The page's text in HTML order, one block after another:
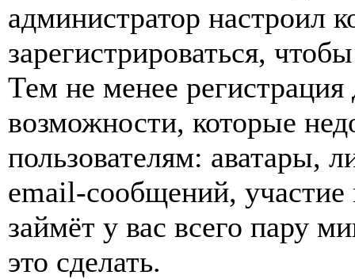
администратор
зарегистрироваться,
Тем не менее
возможности, которые
пользователям: аватары,
email-сообщений, участие
займёт у вас всего пару
это сделать.